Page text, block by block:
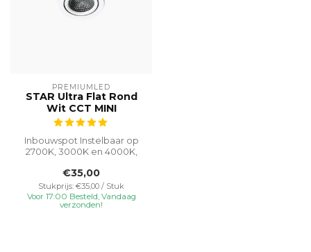
PREMIUMLED
STAR Ultra Flat Rond
Wit CCT MINI
Inbouwspot Instelbaar op
2700K, 3000K en 4000K,
een gatma...
€35,00
Stukprijs: €35,00 / Stuk
Voor 17:00 Besteld, Vandaag
verzonden!